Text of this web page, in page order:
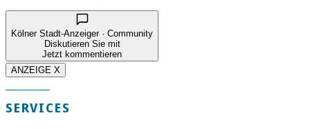
Kölner Stadt-Anzeiger · Community
Diskutieren Sie mit
Jetzt kommentieren
ANZEIGE X
SERVICES